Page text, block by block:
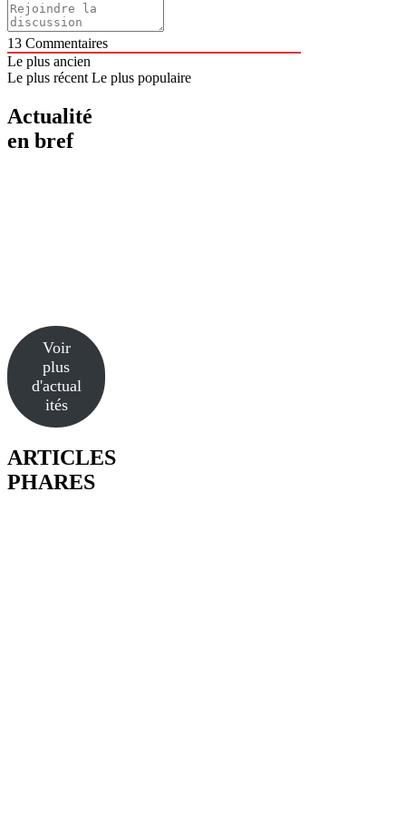
13 Commentaires
Le plus ancien
Le plus récent Le plus populaire
Actualité
en bref
Voir
plus
d'actual
ités
ARTICLES
PHARES